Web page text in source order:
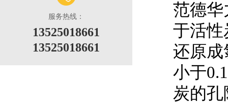
服务热线：
13525018661
13525018661
范德华
于活性
还原成
小于
炭的